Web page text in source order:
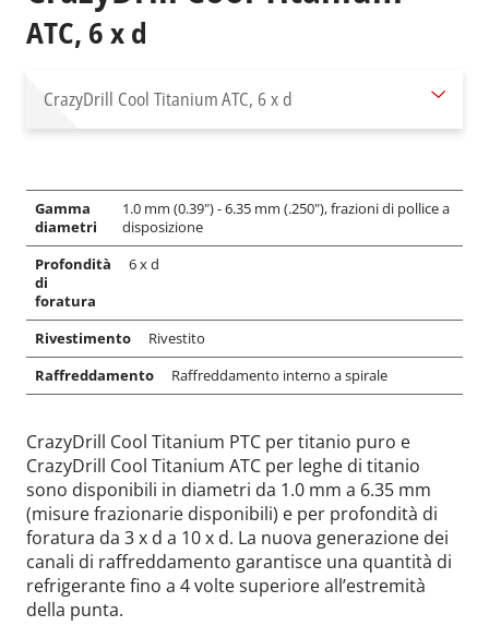
ATC, 6 x d
CrazyDrill Cool TitaniumATC, 6 x d
Gamma
diametri
1.0 mm (0.39") - 6.35 mm (.250"), frazioni di pollice a
disposizione
Profondità
di
foratura
6 x d
Rivestimento
Rivestito
Raffreddamento
Raffreddamento interno a spirale
CrazyDrill Cool Titanium PTC per titanio puro e
CrazyDrill Cool Titanium ATC per leghe di titanio
sono disponibili in diametri da 1.0 mm a 6.35 mm
(misure frazionarie disponibili) e per profondità di
foratura da 3 x d a 10 x d. La nuova generazione dei
canali di raffreddamento garantisce una quantità di
refrigerante fino a 4 volte superiore all’estremità
della punta.